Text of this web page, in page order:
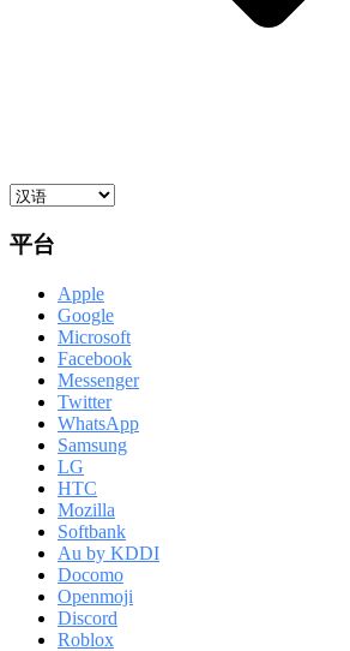
平台
Apple
Google
Microsoft
Facebook
Messenger
Twitter
WhatsApp
Samsung
LG
HTC
Mozilla
Softbank
Au by KDDI
Docomo
Openmoji
Discord
Roblox